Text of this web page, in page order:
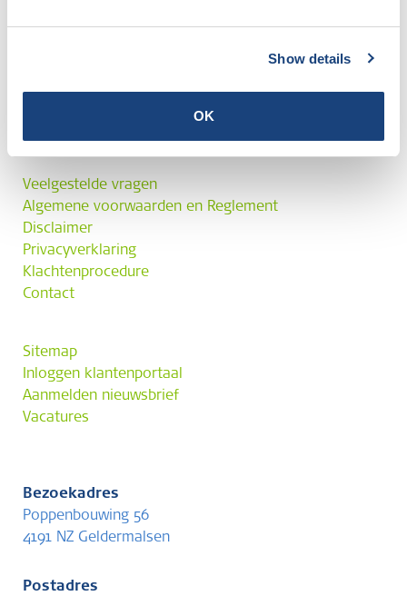
Show details
OK
Veelgestelde vragen
Algemene voorwaarden en Reglement
Disclaimer
Privacyverklaring
Klachtenprocedure
Contact
Sitemap
Inloggen klantenportaal
Aanmelden nieuwsbrief
Vacatures
Bezoekadres
Poppenbouwing 56
4191 NZ Geldermalsen
Postadres